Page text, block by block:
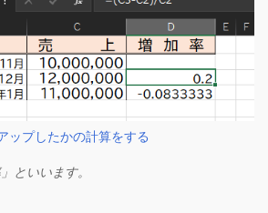
ップしたかの計算をする
といいます。